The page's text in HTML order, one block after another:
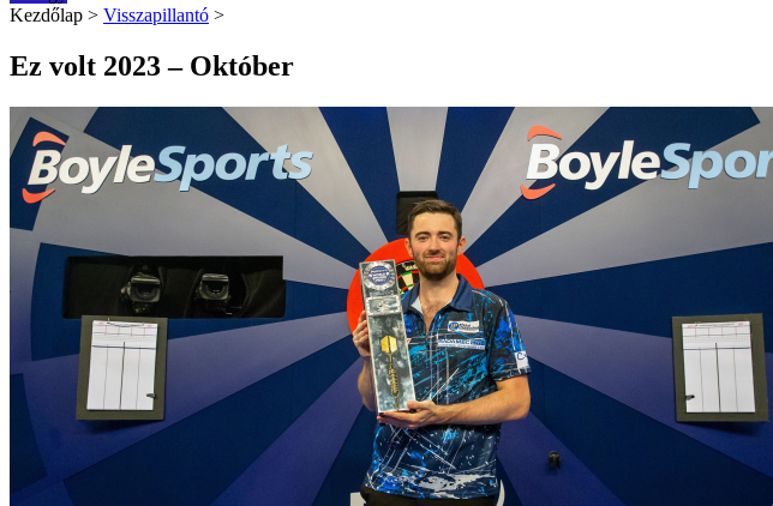
Kezdőlap > Visszapillantó >
Ez volt 2023 – Október